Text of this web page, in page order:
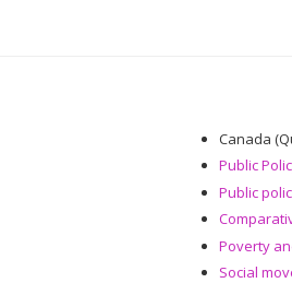
Canada
Public
Public
Poverty
Social